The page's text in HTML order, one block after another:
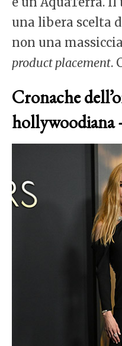
una libera scelta
non una
product placement.
Cronache
hollywoodiana